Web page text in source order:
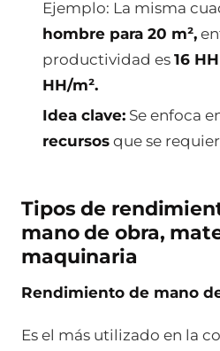
Ejemplo: La misma
hombre para 20 m²,
productividad es 16
HH/m².
Idea clave:Se enfoca
recursosque se
Tipos de
mano de obra,
maquinaria
Rendimiento de mano
Es el más utilizado en la